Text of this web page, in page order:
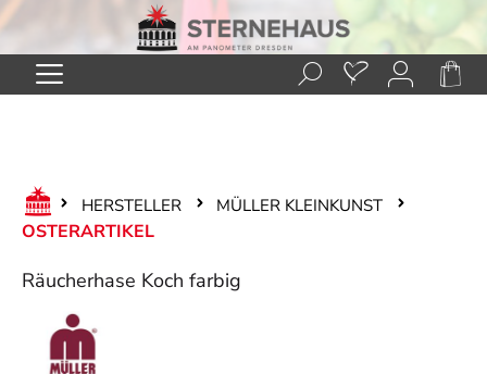
Zum Hauptinhalt springen
HERSTELLER MÜLLER KLEINKUNST
OSTERARTIKEL
Räucherhase Koch farbig